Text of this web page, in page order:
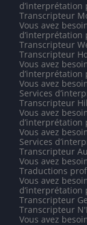
d’interprétation
Transcripteur
Vous avez
d’interprétation
Transcripteur
Transcripteur
Vous avez
d’interprétation
Vous avez
Services
Transcripteur
Vous avez
d’interprétation
Vous avez
Services
Transcripteur
Vous avez
Traductions
Vous avez
d’interprétation
Transcripteur
Transcripteur
Vous avez